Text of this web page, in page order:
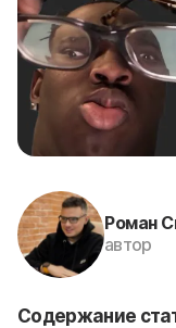
Роман
автор
Содержание